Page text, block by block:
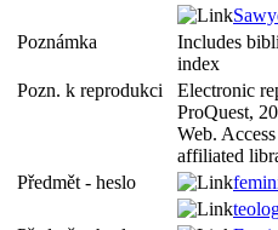
Poznámka
Includes
index
Pozn. k reprodukci
Electronic
ProQuest,
Web.
affiliated
Předmět - heslo